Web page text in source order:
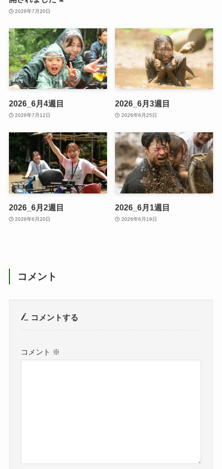
2026年7月20日
2026_6月4週目
2026年7月12日
2026_6月3週目
2026年6月25日
2026_6月2週目
2026年6月20日
2026_6月1週目
2026年6月19日
コメント
コメントする
コメント ※